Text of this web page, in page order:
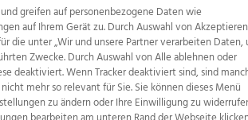
Weitere Angebote
Ischler Woche Life Radio
Regionaljobs
greifen auf personenbezogene Daten wie
auf Ihrem Gerät zu. Durch Auswahl von Akzeptieren
die unter „Wir und unsere Partner verarbeiten Daten,
Zwecke. Durch Auswahl von Alle ablehnen oder
deaktiviert. Wenn Tracker deaktiviert sind, sind
mehr so relevant für Sie. Sie können dieses Menü
zu ändern oder Ihre Einwilligung zu